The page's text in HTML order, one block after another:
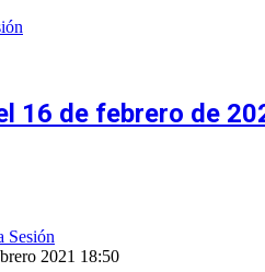
16 de febrero de
Sesión
2021 18:50